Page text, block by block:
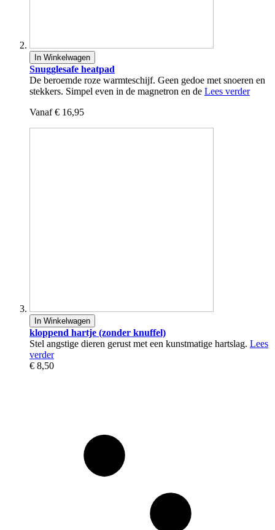
In Winkelwagen
Snugglesafe heatpad
De beroemde roze warmteschijf. Geen gedoe met snoeren en
stekkers. Simpel even in de magnetron en de Lees verder
Vanaf € 16,95
In Winkelwagen
kloppend hartje (zonder knuffel)
Stel angstige dieren gerust met een kunstmatige hartslag. Lees
verder
€ 8,50